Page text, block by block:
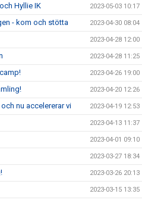
Hyllie IK 2023-05-03 10:17
- kom och stötta 2023-04-30 08:04
2023-04-28 12:00
2023-04-28 11:25
2023-04-26 19:00
2023-04-20 12:26
nu accelererar vi 2023-04-19 12:53
2023-04-13 11:37
2023-04-01 09:10
2023-03-27 18:34
2023-03-26 20:13
2023-03-15 13:35